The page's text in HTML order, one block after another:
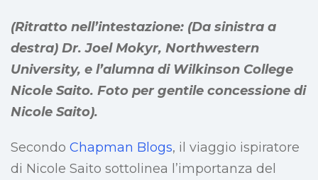
(Ritratto nell’intestazione: (Da sinistra a
destra) Dr. Joel Mokyr, Northwestern
University, e l’alumna di Wilkinson College
Nicole Saito. Foto per gentile concessione di
Nicole Saito).
Secondo Chapman Blogs, il viaggio ispiratore
di Nicole Saito sottolinea l’importanza del